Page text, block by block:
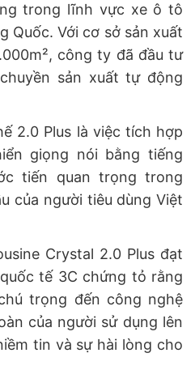
trong lĩnh vực xe ô tô
Quốc. Với cơ sở sản xuất
công ty đã đầu tư
sản xuất tự động
2.0 Plus là việc tích hợp
giọng nói bằng tiếng
tiến quan trọng trong
của người tiêu dùng Việt
Crystal 2.0 Plus đạt
tế 3C chứng tỏ rằng
trọng đến công nghệ
của người sử dụng lên
tin và sự hài lòng cho